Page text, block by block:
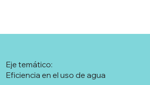
Eficiencia en el uso de agua
Eje temático: